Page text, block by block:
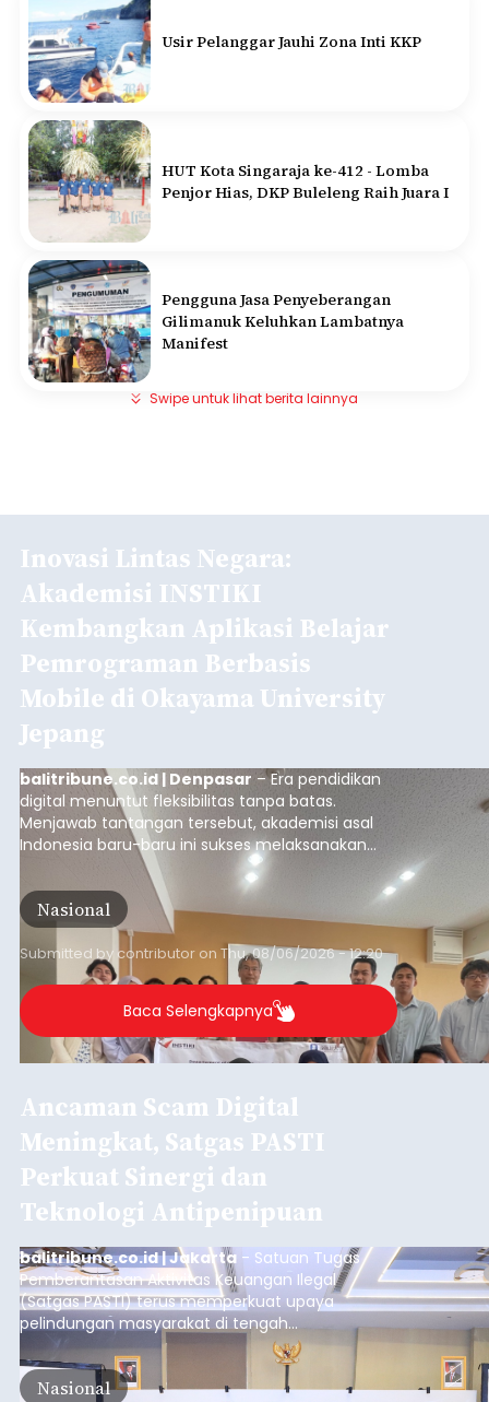
Usir Pelanggar Jauhi Zona Inti KKP
HUT Kota Singaraja ke-412 - Lomba
Penjor Hias, DKP Buleleng Raih Juara I
Pengguna Jasa Penyeberangan
Gilimanuk Keluhkan Lambatnya
Manifest
Swipe untuk lihat berita lainnya
Inovasi Lintas Negara:
Akademisi INSTIKI
Kembangkan Aplikasi Belajar
Pemrograman Berbasis
Mobile di Okayama University
Jepang
balitribune.co.id | Denpasar – Era pendidikan
digital menuntut fleksibilitas tanpa batas.
Menjawab tantangan tersebut, akademisi asal
Indonesia baru-baru ini sukses melaksanakan
program Pengabdian Kepada Masyarakat (PKM)
skala internasional di Distributed Systems
Laboratory, Okayama University, Jepang.
Nasional
Submitted by contributor on Thu, 08/06/2026 - 12:20
Baca Selengkapnya
Ancaman Scam Digital
Meningkat, Satgas PASTI
Perkuat Sinergi dan
Teknologi Antipenipuan
balitribune.co.id | Jakarta - Satuan Tugas
Pemberantasan Aktivitas Keuangan Ilegal
(Satgas PASTI) terus memperkuat upaya
pelindungan masyarakat di tengah
meningkatnya ancaman penipuan digital yang
semakin kompleks.
Nasional